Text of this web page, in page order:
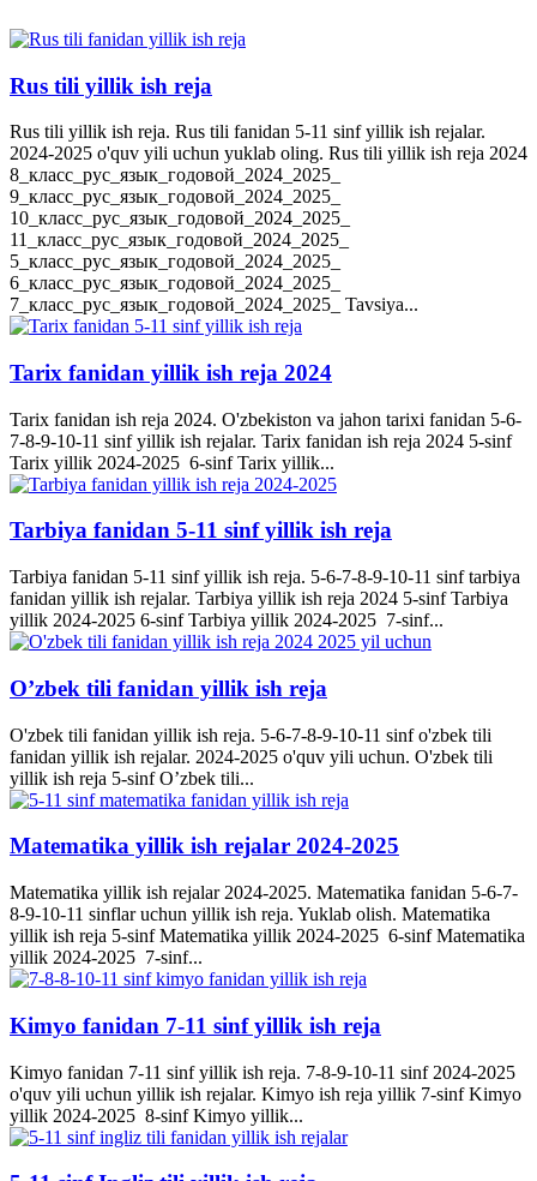
Rus tili yillik ish reja
Rus tili yillik ish reja. Rus tili fanidan 5-11 sinf yillik ish rejalar.
2024-2025 o'quv yili uchun yuklab oling. Rus tili yillik ish reja 2024
8_класс_рус_язык_годовой_2024_2025_
9_класс_рус_язык_годовой_2024_2025_
10_класс_рус_язык_годовой_2024_2025_
11_класс_рус_язык_годовой_2024_2025_
5_класс_рус_язык_годовой_2024_2025_
6_класс_рус_язык_годовой_2024_2025_
7_класс_рус_язык_годовой_2024_2025_ Tavsiya...
Tarix fanidan yillik ish reja 2024
Tarix fanidan ish reja 2024. O'zbekiston va jahon tarixi fanidan 5-6-
7-8-9-10-11 sinf yillik ish rejalar. Tarix fanidan ish reja 2024 5-sinf
Tarix yillik 2024-2025 6-sinf Tarix yillik...
Tarbiya fanidan 5-11 sinf yillik ish reja
Tarbiya fanidan 5-11 sinf yillik ish reja. 5-6-7-8-9-10-11 sinf tarbiya
fanidan yillik ish rejalar. Tarbiya yillik ish reja 2024 5-sinf Tarbiya
yillik 2024-2025 6-sinf Tarbiya yillik 2024-2025 7-sinf...
O’zbek tili fanidan yillik ish reja
O'zbek tili fanidan yillik ish reja. 5-6-7-8-9-10-11 sinf o'zbek tili
fanidan yillik ish rejalar. 2024-2025 o'quv yili uchun. O'zbek tili
yillik ish reja 5-sinf O’zbek tili...
Matematika yillik ish rejalar 2024-2025
Matematika yillik ish rejalar 2024-2025. Matematika fanidan 5-6-7-
8-9-10-11 sinflar uchun yillik ish reja. Yuklab olish. Matematika
yillik ish reja 5-sinf Matematika yillik 2024-2025 6-sinf Matematika
yillik 2024-2025 7-sinf...
Kimyo fanidan 7-11 sinf yillik ish reja
Kimyo fanidan 7-11 sinf yillik ish reja. 7-8-9-10-11 sinf 2024-2025
o'quv yili uchun yillik ish rejalar. Kimyo ish reja yillik 7-sinf Kimyo
yillik 2024-2025 8-sinf Kimyo yillik...